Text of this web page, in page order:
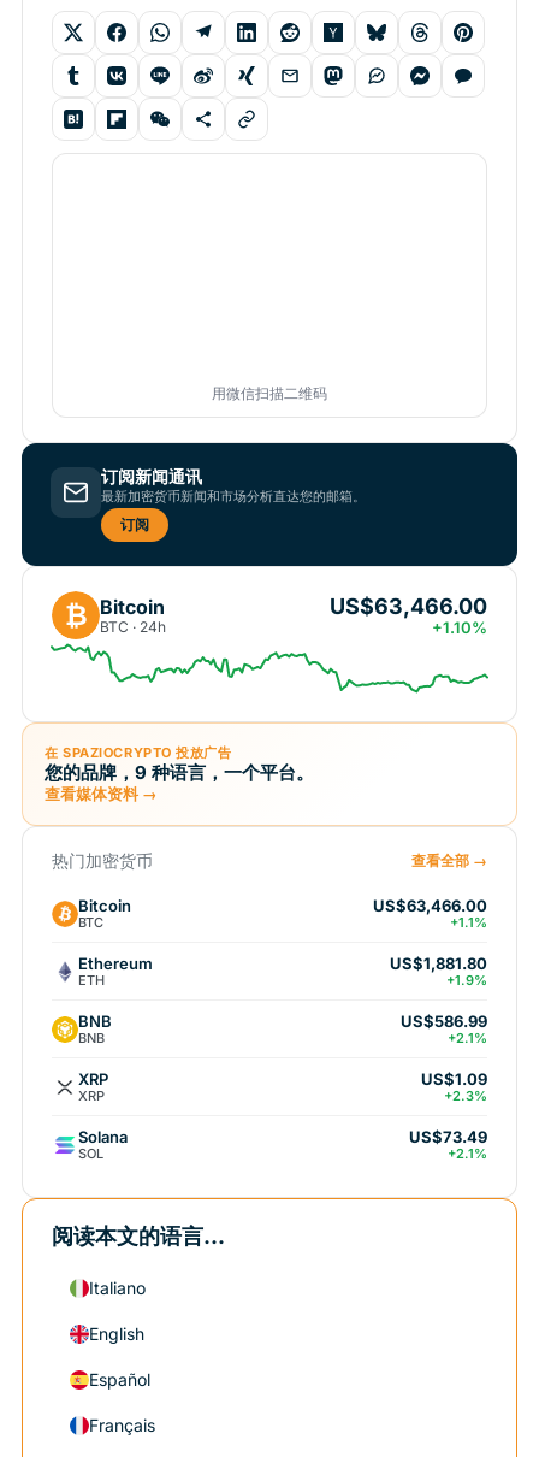
用微信扫描二维码
订阅新闻通讯
最新加密货币新闻和市场分析直达您的邮箱。
订阅
₿ Bitcoin
BTC · 24h
US$63,466.00
+1.10%
在 SPAZIOCRYPTO 投放广告
您的品牌，9 种语言，一个平台。
查看媒体资料 →
热门加密货币 查看全部 →
Bitcoin
BTC
US$63,466.00
+1.1%
Ethereum
ETH
US$1,881.80
+1.9%
BNB
BNB
US$586.99
+2.1%
XRP
XRP
US$1.09
+2.3%
Solana
SOL
US$73.49
+2.1%
阅读本文的语言...
Italiano
English
Español
Français